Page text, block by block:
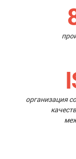
организация